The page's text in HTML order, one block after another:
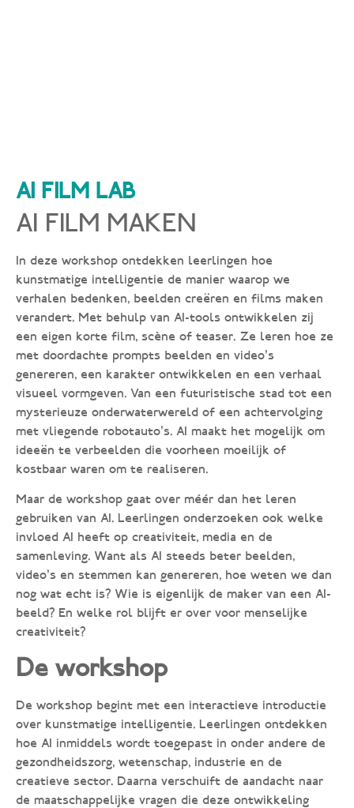
AI FILM LAB
AI FILM MAKEN
In deze workshop ontdekken leerlingen hoe
kunstmatige intelligentie de manier waarop we
verhalen bedenken, beelden creëren en films maken
verandert. Met behulp van AI-tools ontwikkelen zij
een eigen korte film, scène of teaser. Ze leren hoe ze
met doordachte prompts beelden en video’s
genereren, een karakter ontwikkelen en een verhaal
visueel vormgeven. Van een futuristische stad tot een
mysterieuze onderwaterwereld of een achtervolging
met vliegende robotauto’s. AI maakt het mogelijk om
ideeën te verbeelden die voorheen moeilijk of
kostbaar waren om te realiseren.
Maar de workshop gaat over méér dan het leren
gebruiken van AI. Leerlingen onderzoeken ook welke
invloed AI heeft op creativiteit, media en de
samenleving. Want als AI steeds beter beelden,
video’s en stemmen kan genereren, hoe weten we dan
nog wat echt is? Wie is eigenlijk de maker van een AI-
beeld? En welke rol blijft er over voor menselijke
creativiteit?
De workshop
De workshop begint met een interactieve introductie
over kunstmatige intelligentie. Leerlingen ontdekken
hoe AI inmiddels wordt toegepast in onder andere de
gezondheidszorg, wetenschap, industrie en de
creatieve sector. Daarna verschuift de aandacht naar
de maatschappelijke vragen die deze ontwikkeling